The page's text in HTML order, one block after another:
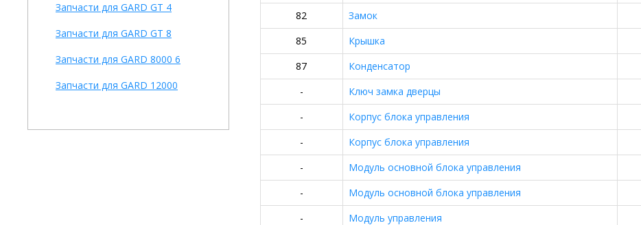
Запчасти для GARD GT 4
Запчасти для GARD GT 8
Запчасти для GARD 8000 6
Запчасти для GARD 12000
82 Замок
85
Крышка
87
Конденсатор
-
Ключ замка дверцы
-
Корпус блока управления
-
Корпус блока управления
-
Модуль основной блока управления
-
Модуль основной блока управления
-
Модуль управления